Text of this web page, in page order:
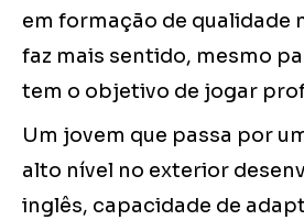
em formação de qualidade
faz mais sentido, mesmo
tem o objetivo de jogar
Um jovem que passa por
alto nível no exterior
inglês, capacidade de